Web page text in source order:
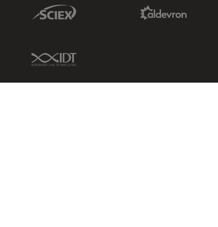
Sciex Link
IDT Link